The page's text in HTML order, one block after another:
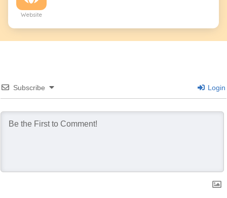
Website
Subscribe Login